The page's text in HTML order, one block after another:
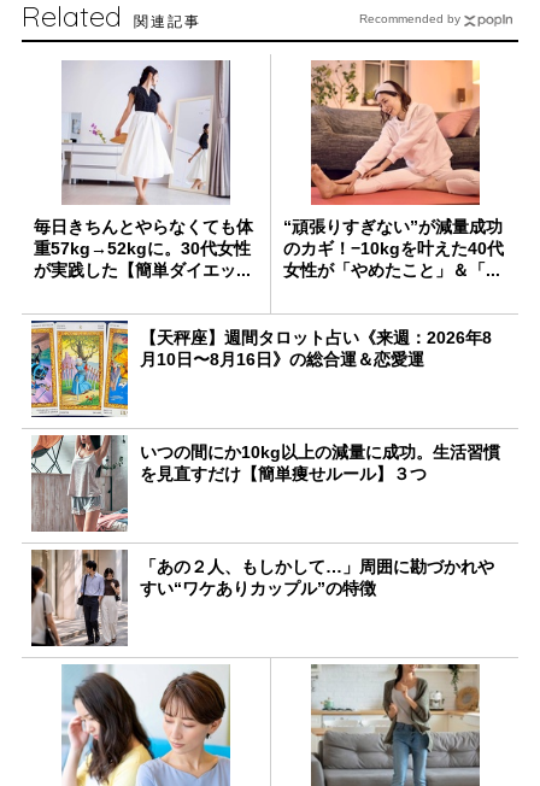
Related 関連記事
毎日きちんとやらなくても体
重57kg→52kgに。30代女性
が実践した【簡単ダイエッ...
“頑張りすぎない”が減量成功
のカギ！−10kgを叶えた40代
女性が「やめたこと」＆「...
【天秤座】週間タロット占い《来週：2026年8
月10日〜8月16日》の総合運＆恋愛運
いつの間にか10kg以上の減量に成功。生活習慣
を見直すだけ【簡単痩せルール】３つ
「あの２人、もしかして…」周囲に勘づかれや
すい“ワケありカップル”の特徴
Recommended by